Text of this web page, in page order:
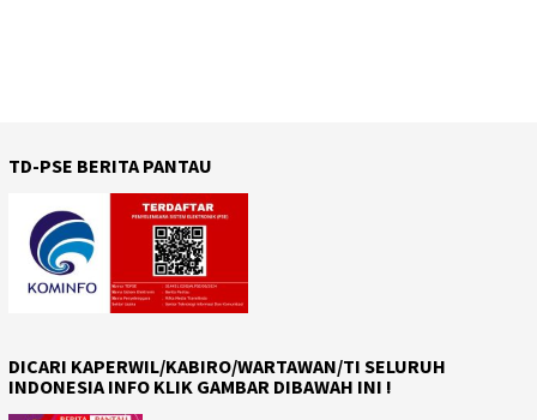
TD-PSE BERITA PANTAU
DICARI KAPERWIL/KABIRO/WARTAWAN/TI SELURUH
INDONESIA INFO KLIK GAMBAR DIBAWAH INI !